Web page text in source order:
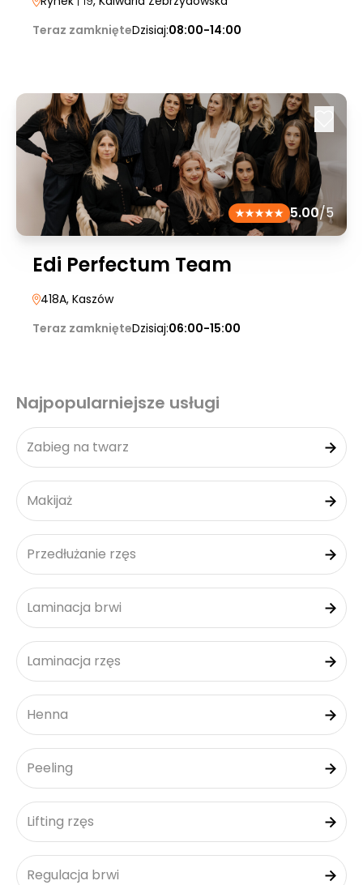
Teraz zamknięteDzisiaj:08:00-14:00
5.00/5
Edi Perfectum Team
418A, Kaszów
Teraz zamknięteDzisiaj:06:00-15:00
Najpopularniejsze usługi
Zabieg na twarz
Makijaż
Przedłużanie rzęs
Laminacja brwi
Laminacja rzęs
Henna
Peeling
Lifting rzęs
Regulacja brwi